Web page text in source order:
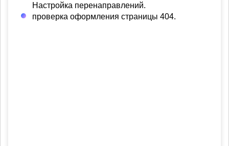
Настройка перенаправлений.
проверка оформления страницы 404.